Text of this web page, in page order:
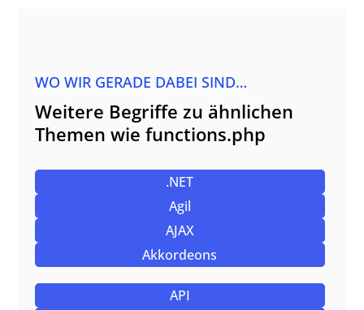
WO WIR GERADE DABEI SIND…
Weitere Begriffe zu ähnlichen
Themen wie functions.php
.NET
Agil
AJAX
Akkordeons
API